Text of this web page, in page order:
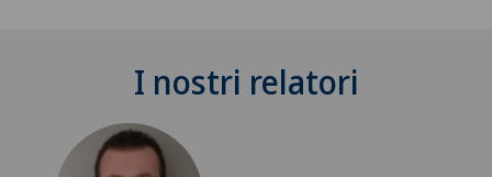
I nostri relatori